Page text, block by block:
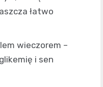
łatwo
wieczorem –
i sen